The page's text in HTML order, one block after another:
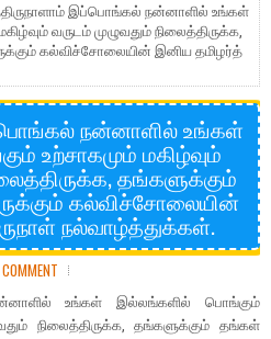
இப்பொங்கல் நன்னாளில் உங்கள்
வருடம் முழுவதும் நிலைத்திருக்க,
கல்விச்சோலையின் இனிய தமிழர்த்
நன்னாளில் உங்கள்
உற்சாகமும் மகிழ்வும்
தங்களுக்கும்
கல்விச்சோலையின்
நல்வாழ்த்துக்கள்.
உங்கள் இல்லங்களில் பொங்கும்
நிலைத்திருக்க,தங்களுக்கும் தங்கள்